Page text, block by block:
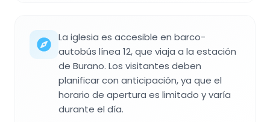
La iglesia es accesible en barco-
autobús línea 12, que viaja a la estación
de Burano. Los visitantes deben
planificar con anticipación, ya que el
horario de apertura es limitado y varía
durante el día.